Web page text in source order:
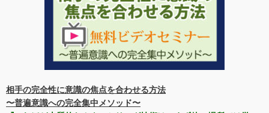
相手の完全性に意識の焦点を合わせる方法
〜普遍意識への完全集中メソッド〜